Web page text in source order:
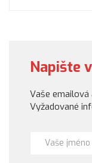
Napište
Vaše emailová
Vyžadované